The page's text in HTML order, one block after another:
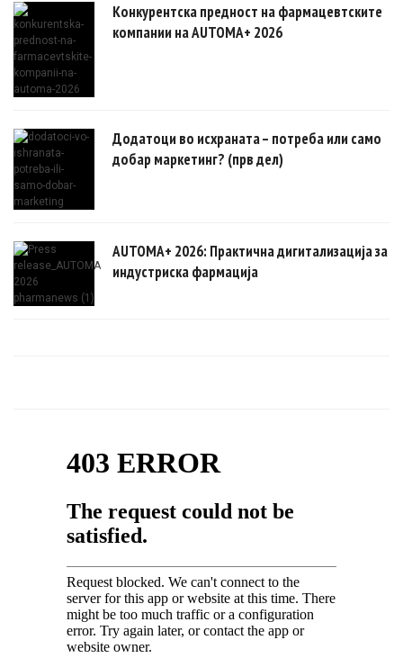
Конкурентска предност на фармацевтските
компании на AUTOMA+ 2026
Додатоци во исхраната – потреба или само
добар маркетинг? (прв дел)
AUTOMA+ 2026: Практична дигитализација за
индустриска фармација